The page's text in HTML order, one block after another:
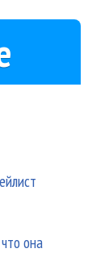
она